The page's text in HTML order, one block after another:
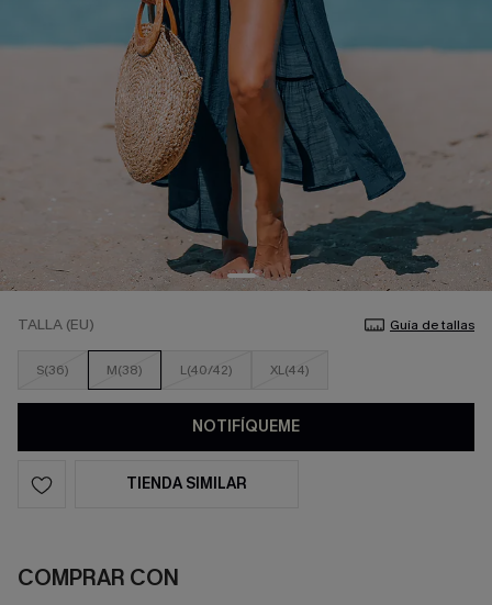
TALLA (EU) Guía de tallas
S(36) M(38) L(40/42) XL(44)
NOTIFÍQUEME
TIENDA SIMILAR
COMPRAR CON